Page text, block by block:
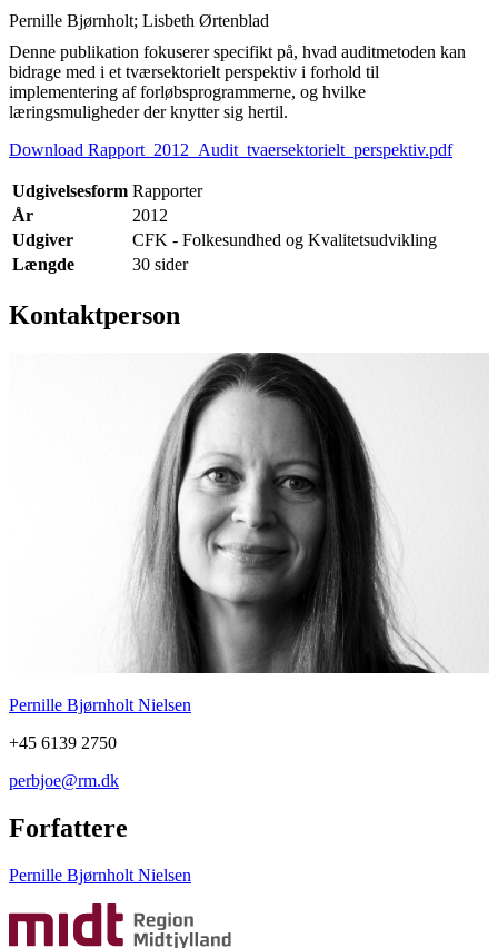
Pernille Bjørnholt; Lisbeth Ørtenblad
Denne publikation fokuserer specifikt på, hvad auditmetoden kan
bidrage med i et tværsektorielt perspektiv i forhold til
implementering af forløbsprogrammerne, og hvilke
læringsmuligheder der knytter sig hertil.
Download Rapport_2012_Audit_tvaersektorielt_perspektiv.pdf
Udgivelsesform Rapporter
År
2012
Udgiver
CFK - Folkesundhed og Kvalitetsudvikling
Længde
30 sider
Kontaktperson
Pernille Bjørnholt Nielsen
+45 6139 2750
perbjoe@rm.dk
Forfattere
Pernille Bjørnholt Nielsen